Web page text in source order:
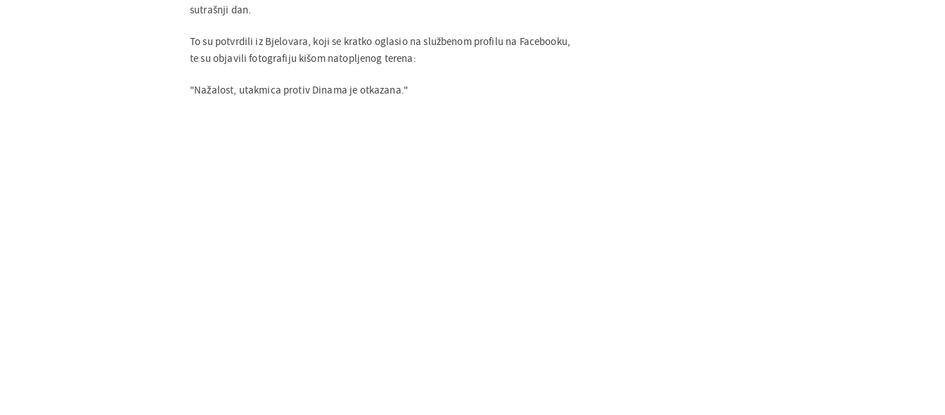
sutrašnji dan.
To su potvrdili iz Bjelovara, koji se kratko oglasio na službenom profilu na Facebooku,
te su objavili fotografiju kišom natopljenog terena:
"Nažalost, utakmica protiv Dinama je otkazana."